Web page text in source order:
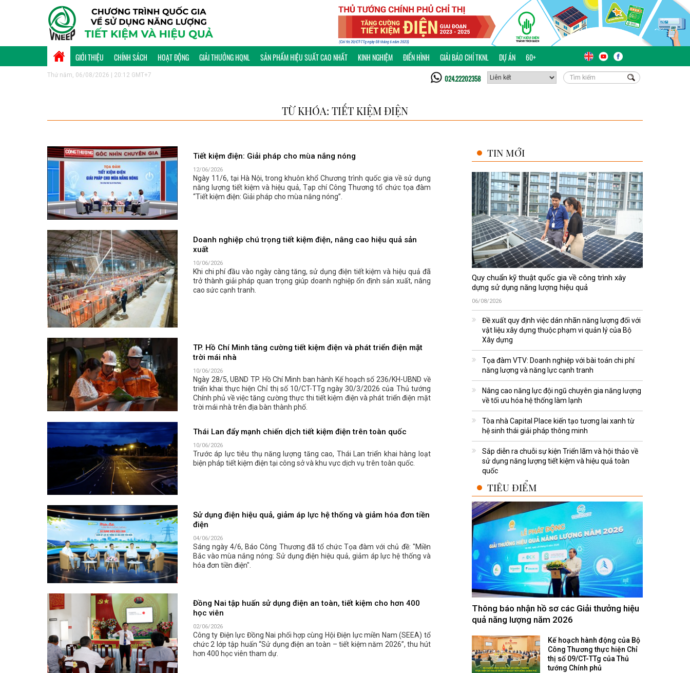
GIỚI THIỆU CHÍNH SÁCH HOẠT ĐỘNG GIẢI THƯỞNG HQNL SẢN PHẨM HIỆU SUẤT CAO NHẤT KINH NGHIỆM ĐIỂN HÌNH GIẢI BÁO CHÍ TKNL DỰ ÁN 60+
Thứ năm, 06/08/2026 | 20:12 GMT+7 024.22202358
TỪ KHÓA: TIẾT KIỆM ĐIỆN
Tiết kiệm điện: Giải pháp cho mùa nắng nóng
12/06/2026
Ngày 11/6, tại Hà Nội, trong khuôn khổ Chương trình quốc gia về sử dụng
năng lượng tiết kiệm và hiệu quả, Tạp chí Công Thương tổ chức tọa đàm
“Tiết kiệm điện: Giải pháp cho mùa nắng nóng”.
Doanh nghiệp chú trọng tiết kiệm điện, nâng cao hiệu quả sản
xuất
10/06/2026
Khi chi phí đầu vào ngày càng tăng, sử dụng điện tiết kiệm và hiệu quả đã
trở thành giải pháp quan trọng giúp doanh nghiệp ổn định sản xuất, nâng
cao sức cạnh tranh.
TP. Hồ Chí Minh tăng cường tiết kiệm điện và phát triển điện mặt
trời mái nhà
10/06/2026
Ngày 28/5, UBND TP. Hồ Chí Minh ban hành Kế hoạch số 236/KH-UBND về
triển khai thực hiện Chỉ thị số 10/CT-TTg ngày 30/3/2026 của Thủ tướng
Chính phủ về việc tăng cường thực thi tiết kiệm điện và phát triển điện mặt
trời mái nhà trên địa bàn thành phố.
Thái Lan đẩy mạnh chiến dịch tiết kiệm điện trên toàn quốc
10/06/2026
Trước áp lực tiêu thụ năng lượng tăng cao, Thái Lan triển khai hàng loạt
biện pháp tiết kiệm điện tại công sở và khu vực dịch vụ trên toàn quốc.
Sử dụng điện hiệu quả, giảm áp lực hệ thống và giảm hóa đơn tiền
điện
04/06/2026
Sáng ngày 4/6, Báo Công Thương đã tổ chức Tọa đàm với chủ đề: "Miền
Bắc vào mùa nắng nóng: Sử dụng điện hiệu quả, giảm áp lực hệ thống và
hóa đơn tiền điện".
Đồng Nai tập huấn sử dụng điện an toàn, tiết kiệm cho hơn 400
học viên
02/06/2026
Công ty Điện lực Đồng Nai phối hợp cùng Hội Điện lực miền Nam (SEEA) tổ
chức 2 lớp tập huấn “Sử dụng điện an toàn – tiết kiệm năm 2026”, thu hút
hơn 400 học viên tham dự.
TIN MỚI
Quy chuẩn kỹ thuật quốc gia về công trình xây
dựng sử dụng năng lượng hiệu quả
06/08/2026
Đề xuất quy định việc dán nhãn năng lượng đối với
vật liệu xây dựng thuộc phạm vi quản lý của Bộ
Xây dựng
Tọa đàm VTV: Doanh nghiệp với bài toán chi phí
năng lượng và năng lực cạnh tranh
Nâng cao năng lực đội ngũ chuyên gia năng lượng
về tối ưu hóa hệ thống làm lạnh
Tòa nhà Capital Place kiến tạo tương lai xanh từ
hệ sinh thái giải pháp thông minh
Sắp diễn ra chuỗi sự kiện Triển lãm và hội thảo về
sử dụng năng lượng tiết kiệm và hiệu quả toàn
quốc
TIÊU ĐIỂM
Thông báo nhận hồ sơ các Giải thưởng hiệu
quả năng lượng năm 2026
Kế hoạch hành động của Bộ
Công Thương thực hiện Chỉ
thị số 09/CT-TTg của Thủ
tướng Chính phủ